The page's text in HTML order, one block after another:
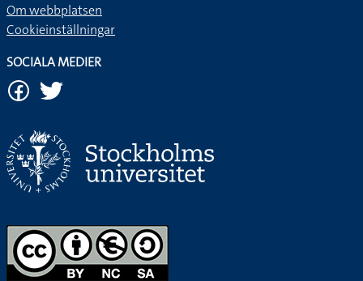
Om webbplatsen
Cookieinställningar
SOCIALA MEDIER